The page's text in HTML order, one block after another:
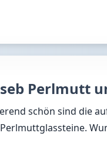
Perlmutt
schön sind die